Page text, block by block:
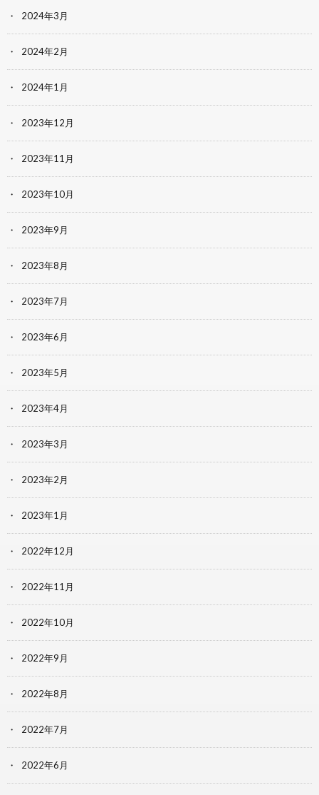
2024年3月
2024年2月
2024年1月
2023年12月
2023年11月
2023年10月
2023年9月
2023年8月
2023年7月
2023年6月
2023年5月
2023年4月
2023年3月
2023年2月
2023年1月
2022年12月
2022年11月
2022年10月
2022年9月
2022年8月
2022年7月
2022年6月